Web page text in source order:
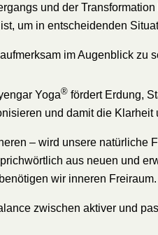
und der
um in entscheidenden
im Augenblick zu
Yoga® fördert Erdung,
und damit die
– wird unsere natürliche
aus neuen und
wir inneren Freiraum.
zwischen aktiver und